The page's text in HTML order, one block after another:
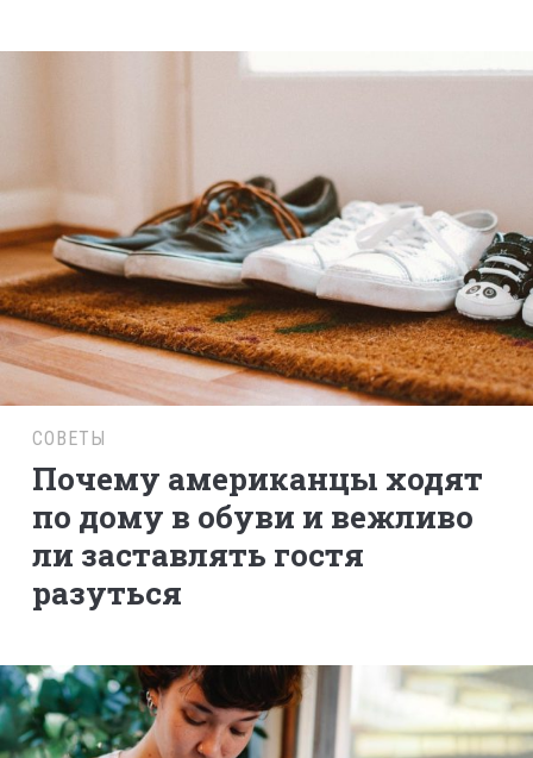
СОВЕТЫ
Почему американцы ходят
по дому в обуви и вежливо
ли заставлять гостя
разуться